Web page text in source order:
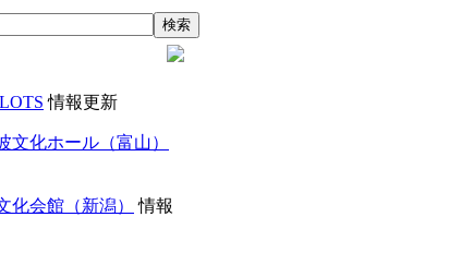
情報更新
文化ホール（富山）
化会館（新潟）
情報